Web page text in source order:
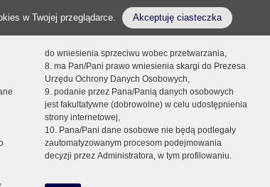
w Twojej przeglądarce. Akceptuję ciasteczka
do wniesienia sprzeciwu wobec przetwarzania,
8. ma Pan/Pani prawo wniesienia skargi do Prezesa
Urzędu Ochrony Danych Osobowych,
9. podanie przez Pana/Panią danych osobowych
jest fakultatywne (dobrowolne) w celu udostępnienia
strony internetowej,
10. Pana/Pani dane osobowe nie będą podlegały
zautomatyzowanym procesom podejmowania
decyzji przez Administratora, w tym profilowaniu.